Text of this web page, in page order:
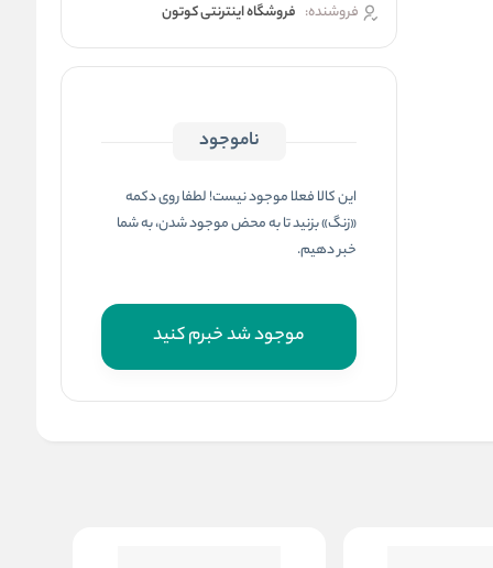
فروشنده: فروشگاه اینترنتی کوتون
ناموجود
این کالا فعلا موجود نیست! لطفا روی دکمه
«زنگ» بزنید تا به محض موجود شدن، به شما
خبر دهیم.
موجود شد خبرم کنید